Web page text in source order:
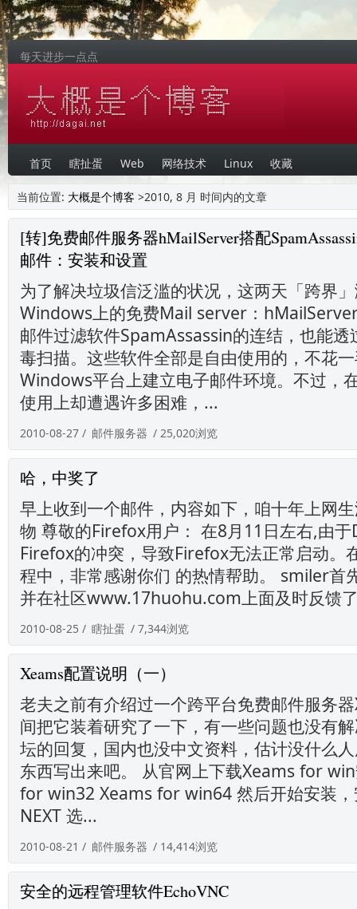
每天进步一点点
首页 瞎扯蛋 Web 网络技术 Linux 收藏
当前位置: 大概是个博客 >2010, 8 月 时间内的文章
[转]免费邮件服务器hMailServer搭配
邮件：安装和设置
为了解决垃圾信泛滥的状况，这两天「跨界
Windows上的免费Mail server：
邮件过滤软件SpamAssassin的连结，也能
毒扫描。这些软件全部是自由使用的，不花
Windows平台上建立电子邮件环境。不过，
使用上却遭遇许多困难，...
2010-08-27 / 邮件服务器 / 25,020浏览
哈，中奖了
早上收到一个邮件，内容如下，咱十年上网
物 尊敬的Firefox用户： 在8月11日左右,由
Firefox的冲突，导致Firefox无法正常启动。
程中，非常感谢你们 的热情帮助。 smiler首
并在社区www.17huohu.com上面及时反馈
2010-08-25 / 瞎扯蛋 / 7,344浏览
Xeams配置说明（一）
老夫之前有介绍过一个跨平台免费邮件服务
间把它装着研究了一下，有一些问题也没有
坛的回复，国内也没中文资料，估计没什么
东西写出来吧。 从官网上下载Xeams for
for win32 Xeams for win64 然后开始安装，
NEXT 选...
2010-08-21 / 邮件服务器 / 14,414浏览
安全的远程管理软件EchoVNC